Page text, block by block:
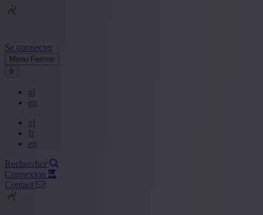
Se connecter
Menu Fermer
fr
nl
en
nl
fr
en
Rechercher
Connexion
Contact